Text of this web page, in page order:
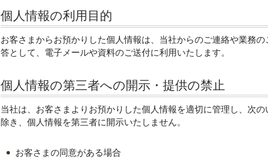
個人情報の利用目的
お客さまからお預かりした個人情報は、当社からのご連絡や業務
答として、電子メールや資料のご送付に利用いたします。
個人情報の第三者への開示・提供の禁止
当社は、お客さまよりお預かりした個人情報を適切に管理し、次
除き、個人情報を第三者に開示いたしません。
お客さまの同意がある場合